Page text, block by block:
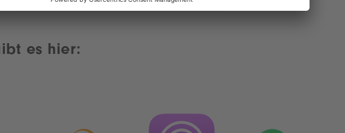
Usercentrics Consent Management
es hier: